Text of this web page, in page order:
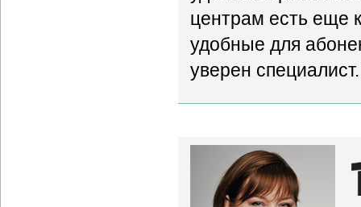
центрам есть еще
удобные для
уверен специалист.